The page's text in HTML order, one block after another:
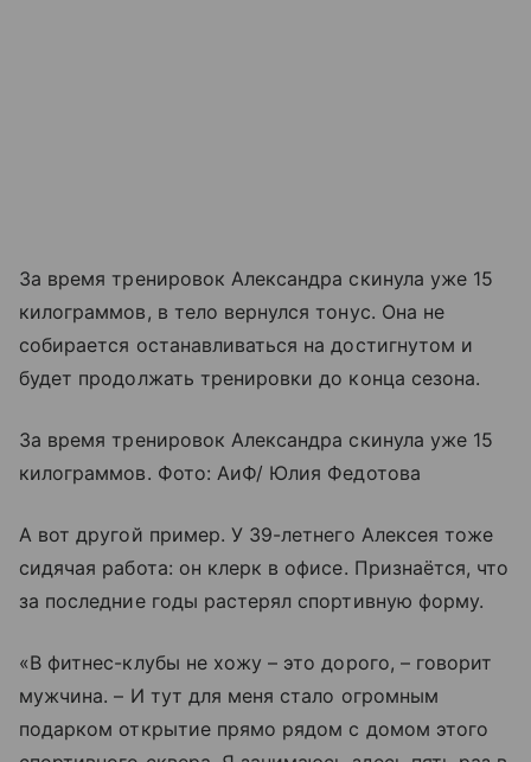
За время тренировок Александра скинула уже 15
килограммов, в тело вернулся тонус. Она не
собирается останавливаться на достигнутом и
будет продолжать тренировки до конца сезона.
За время тренировок Александра скинула уже 15
килограммов. Фото: АиФ/ Юлия Федотова
А вот другой пример. У 39-летнего Алексея тоже
сидячая работа: он клерк в офисе. Признаётся, что
за последние годы растерял спортивную форму.
«В фитнес-клубы не хожу – это дорого, – говорит
мужчина. – И тут для меня стало огромным
подарком открытие прямо рядом с домом этого